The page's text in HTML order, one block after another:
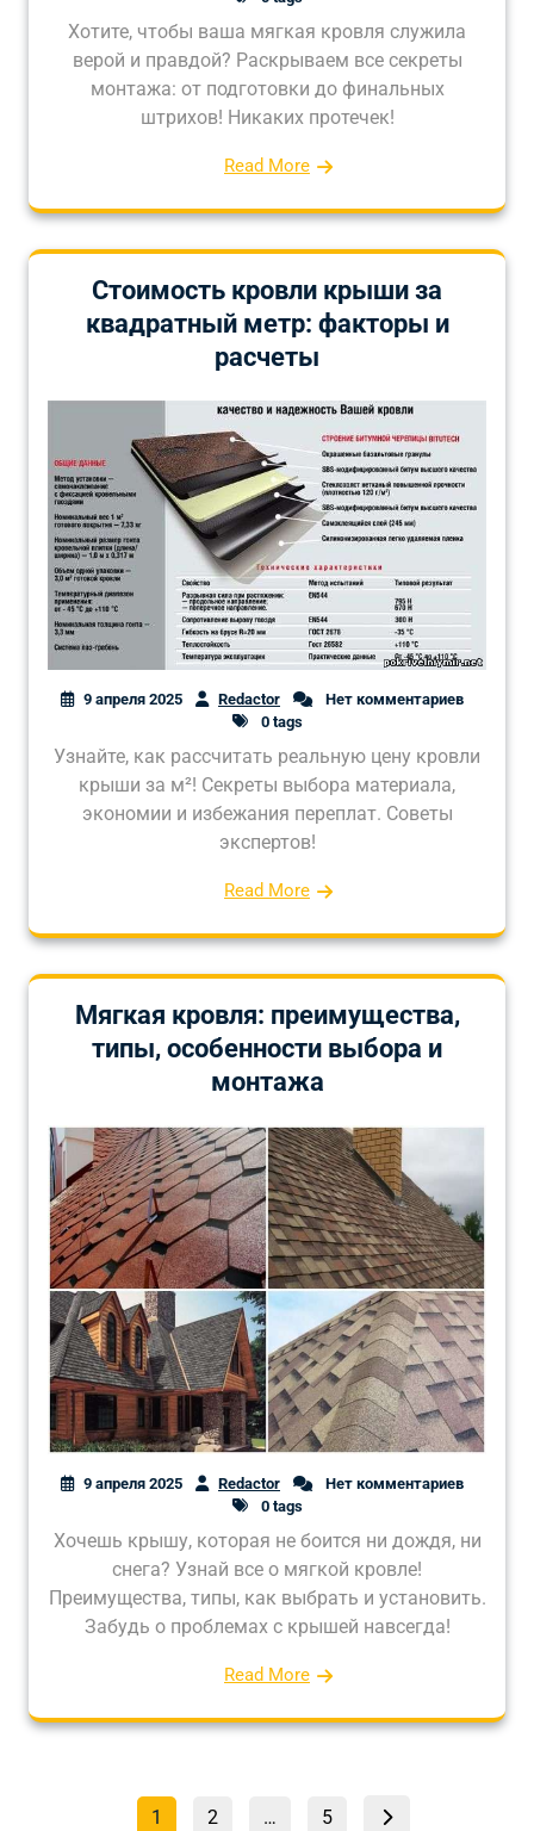
Хотите, чтобы ваша мягкая кровля служила
верой и правдой? Раскрываем все секреты
монтажа: от подготовки до финальных
штрихов! Никаких протечек!
Read More
Стоимость кровли крыши за
квадратный метр: факторы и
расчеты
9 апреля 2025 Redactor
Нет комментариев
0 tags
Узнайте, как рассчитать реальную цену кровли
крыши за м²! Секреты выбора материала,
экономии и избежания переплат. Советы
экспертов!
Read More
Мягкая кровля: преимущества,
типы, особенности выбора и
монтажа
9 апреля 2025 Redactor
Нет комментариев
0 tags
Хочешь крышу, которая не боится ни дождя, ни
снега? Узнай все о мягкой кровле!
Преимущества, типы, как выбрать и установить.
Забудь о проблемах с крышей навсегда!
Read More
Пагинация
Страница
1 Страница
2 … Страница
5